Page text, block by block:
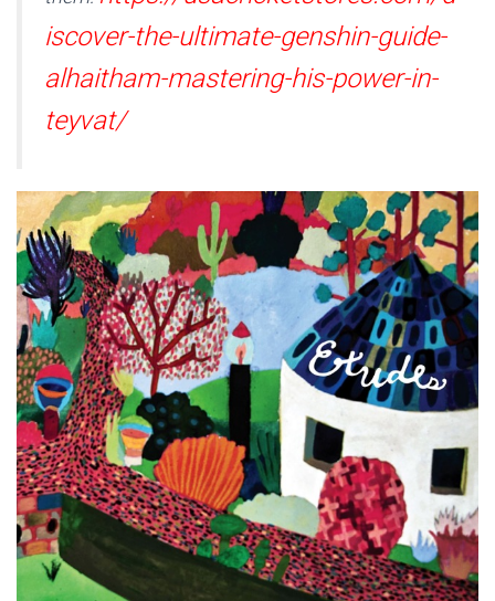
iscover-the-ultimate-genshin-guide-
alhaitham-mastering-his-power-in-
teyvat/